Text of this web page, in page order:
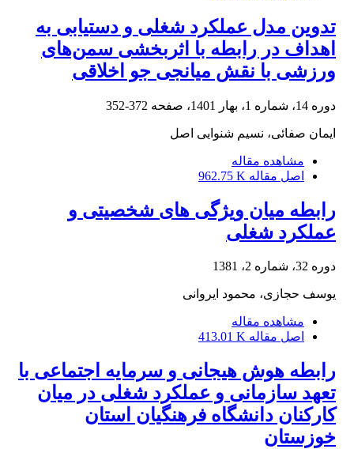
تدوین مدل عملکرد شغلی و دستیابی به
اهداف در رابطه با اثربخشی سمن‌های
ورزشی با نقش میانجی جو اخلاقی
دوره 14، شماره 1، بهار 1401، صفحه 372-352
ایمان صفائی، نسیم شنوایی اصل
مشاهده مقاله
اصل مقاله 962.75 K
رابطه میان ویژگی های شخصیتی و
عملکرد شغلی
دوره 32، شماره 2، 1381
یوسف حجازی، محمود ایروانی
مشاهده مقاله
اصل مقاله 413.01 K
رابطه هوش هیجانی و سرمایه اجتماعی با
تعهد سازمانی و عملکرد شغلی در میان
کارکنان دانشگاه فرهنگیان استان
خوزستان